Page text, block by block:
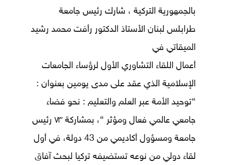
بالجمهورية التركية ، شارك رئيس جامعة
طرابلس لبنان الأستاذ الدكتور رأفت محمد رشيد
الميقاتي في
أعمال اللقاء التشاوري الأول لرؤساء الجامعات
الإسلامية الذي عقد على مدى يومين بعنوان :
“توحيد الأمة عبر العلم والتعليم : نحو فضاء
جامعي عالمي فعال ومؤثر “، بمشاركة ٧٣ رئيس
جامعة ومسؤول أكاديمي من 43 دولة، في أول
لقاء دولي من نوعه تستضيفه تركيا لبحث آفاق